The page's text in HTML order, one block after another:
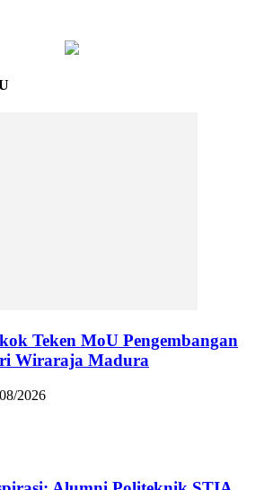
Teken MoU Pengembangan
Wiraraja Madura
2026